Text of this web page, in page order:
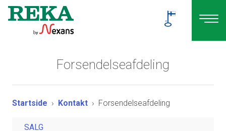
Forsendelseafdeling
Startside Kontakt Forsendelseafdeling
SALG